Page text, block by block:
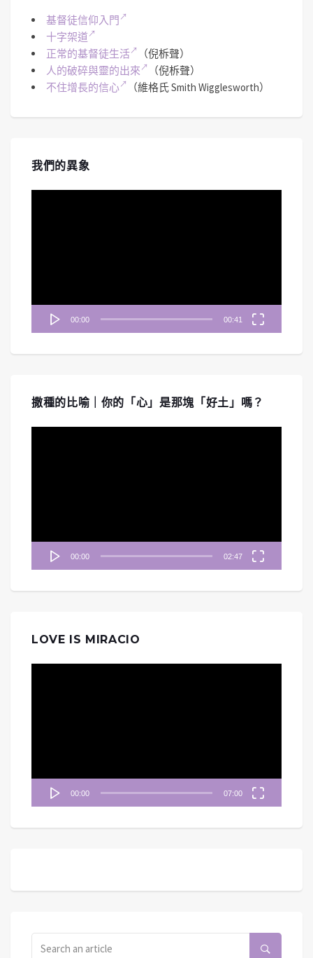
基督徒信仰入門
十字架道
正常的基督徒生活
（倪柝聲）
人的破碎與靈的出來
（倪柝聲）
不住增長的信心
（維格氏 Smith Wigglesworth）
我們的異象
00:00 00:41
撒種的比喻｜你的「心」是那塊「好土」嗎？
00:00 02:47
LOVE IS MIRACIO
00:00 07:00